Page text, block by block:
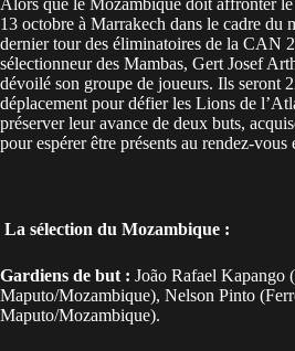
Alors que le Mozambique doit affronter
13 octobre à Marrakech dans le cadre du
dernier tour des éliminatoires de la CAN
sélectionneur des Mambas, Gert Josef
dévoilé son groupe de joueurs. Ils seront
déplacement pour défier les Lions de
préserver leur avance de deux buts,
pour espérer être présents au rendez-
La sélection du Mozambique :
Gardiens de but : João Rafael Kapango
Maputo/Mozambique), Nelson Pinto
Maputo/Mozambique).